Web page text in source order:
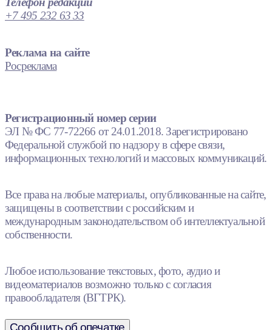
+7 495 232 63 33
Реклама на сайте
Росреклама
Регистрационный номер серии
ЭЛ № ФС 77-72266 от 24.01.2018. Зарегистрировано
Федеральной службой по надзору в сфере связи,
информационных технологий и массовых коммуникаций.
Все права на любые материалы, опубликованные на сайте,
защищены в соответствии с российским и
международным законодательством об интеллектуальной
собственности.
Любое использование текстовых, фото, аудио и
видеоматериалов возможно только с согласия
правообладателя (ВГТРК).
Сообщить об опечатке